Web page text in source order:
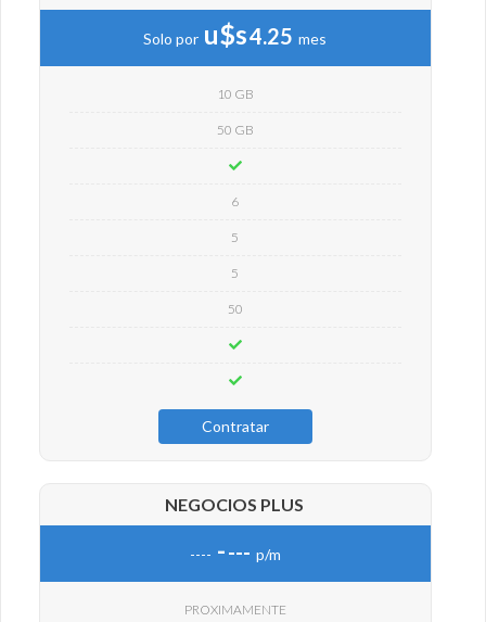
Solo por u$s4.25 mes
10 GB
50 GB
6
5
5
50
Contratar
NEGOCIOS PLUS
---- ---- p/m
PROXIMAMENTE